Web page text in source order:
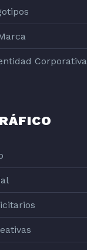
Corporativa